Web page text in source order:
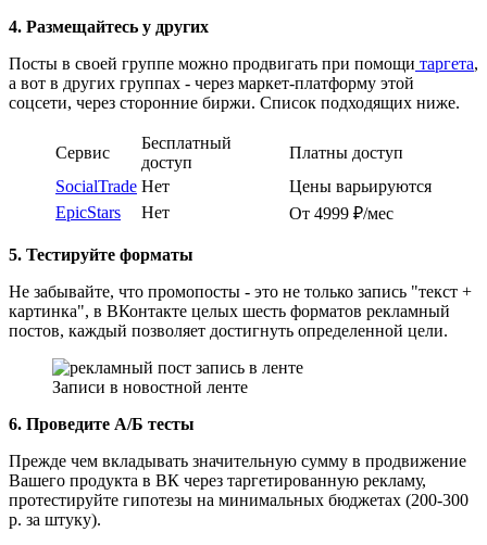
4. Размещайтесь у других
Посты в своей группе можно продвигать при помощи таргета,
а вот в других группах - через маркет-платформу этой
соцсети, через сторонние биржи. Список подходящих ниже.
Сервис
Бесплатный
доступ
Платны доступ
SocialTrade Нет
Цены варьируются
EpicStars
Нет От 4999 ₽/мес
5. Тестируйте форматы
Не забывайте, что промопосты - это не только запись "текст +
картинка", в ВКонтакте целых шесть форматов рекламный
постов, каждый позволяет достигнуть определенной цели.
Записи в новостной ленте
6. Проведите А/Б тесты
Прежде чем вкладывать значительную сумму в продвижение
Вашего продукта в ВК через таргетированную рекламу,
протестируйте гипотезы на минимальных бюджетах (200-300
р. за штуку).